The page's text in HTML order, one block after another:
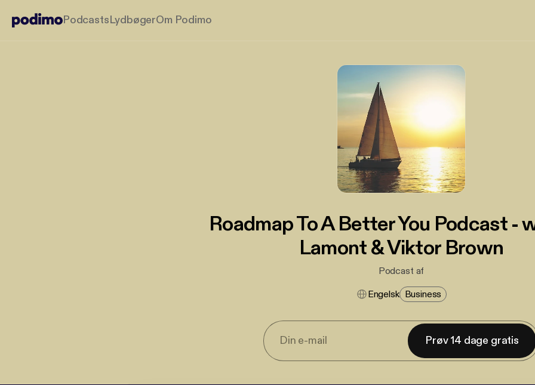
PodcastsLydbøgerOm Podimo
Roadmap To A Better You Podcast -
Lamont & Viktor Brown
Podcast af
Engelsk Business
Prøv 14 dage gratis